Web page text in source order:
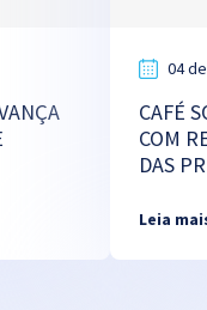
04
CAFÉ
COM
DAS
Leia